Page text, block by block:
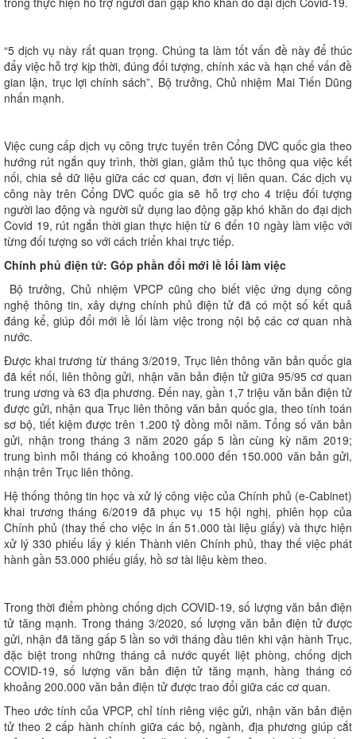
“5 dịch vụ này rất quan trọng. Chúng ta làm tốt vấn đề này để thúc
đẩy việc hỗ trợ kịp thời, đúng đối tượng, chính xác và hạn chế vấn đề
gian lận, trục lợi chính sách”, Bộ trưởng, Chủ nhiệm Mai Tiến Dũng
nhấn mạnh.
Việc cung cấp dịch vụ công trực tuyến trên Cổng DVC quốc gia theo
hướng rút ngắn quy trình, thời gian, giảm thủ tục thông qua việc kết
nối, chia sẻ dữ liệu giữa các cơ quan, đơn vị liên quan. Các dịch vụ
công này trên Cổng DVC quốc gia sẽ hỗ trợ cho 4 triệu đối tượng
người lao động và người sử dụng lao động gặp khó khăn do đại dịch
Covid 19, rút ngắn thời gian thực hiện từ 6 đến 10 ngày làm việc với
từng đối tượng so với cách triển khai trực tiếp.
Chính phủ điện tử: Góp phần đổi mới lề lối làm việc
Bộ trưởng, Chủ nhiệm VPCP cũng cho biết việc ứng dụng công
nghệ thông tin, xây dựng chính phủ điện tử đã có một số kết quả
đáng kể, giúp đổi mới lề lối làm việc trong nội bộ các cơ quan nhà
nước.
Được khai trương từ tháng 3/2019, Trục liên thông văn bản quốc gia
đã kết nối, liên thông gửi, nhận văn bản điện tử giữa 95/95 cơ quan
trung ương và 63 địa phương. Đến nay, gần 1,7 triệu văn bản điện tử
được gửi, nhận qua Trục liên thông văn bản quốc gia, theo tính toán
sơ bộ, tiết kiệm được trên 1.200 tỷ đồng mỗi năm. Tổng số văn bản
gửi, nhận trong tháng 3 năm 2020 gấp 5 lần cùng kỳ năm 2019;
trung bình mỗi tháng có khoảng 100.000 đến 150.000 văn bản gửi,
nhận trên Trục liên thông.
Hệ thống thông tin học và xử lý công việc của Chính phủ (e-Cabinet)
khai trương tháng 6/2019 đã phục vụ 15 hội nghị, phiên họp của
Chính phủ (thay thế cho việc in ấn 51.000 tài liệu giấy) và thực hiện
xử lý 330 phiếu lấy ý kiến Thành viên Chính phủ, thay thế việc phát
hành gần 53.000 phiếu giấy, hồ sơ tài liệu kèm theo.
Trong thời điểm phòng chống dịch COVID-19, số lượng văn bản điện
tử tăng mạnh. Trong tháng 3/2020, số lượng văn bản điện tử được
gửi, nhận đã tăng gấp 5 lần so với tháng đầu tiên khi vận hành Trục,
đặc biệt trong những tháng cả nước quyết liệt phòng, chống dịch
COVID-19, số lượng văn bản điện tử tăng mạnh, hàng tháng có
khoảng 200.000 văn bản điện tử được trao đổi giữa các cơ quan.
Theo ước tính của VPCP, chỉ tính riêng việc gửi, nhận văn bản điện
tử theo 2 cấp hành chính giữa các bộ, ngành, địa phương giúp cắt